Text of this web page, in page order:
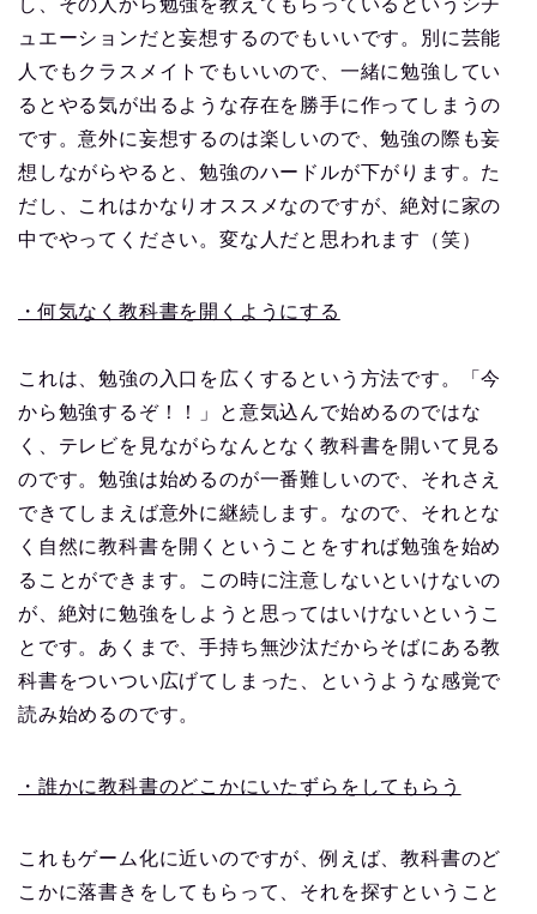
し、その人から勉強を教えてもらっているというシチ
ュエーションだと妄想するのでもいいです。別に芸能
人でもクラスメイトでもいいので、一緒に勉強してい
るとやる気が出るような存在を勝手に作ってしまうの
です。意外に妄想するのは楽しいので、勉強の際も妄
想しながらやると、勉強のハードルが下がります。た
だし、これはかなりオススメなのですが、絶対に家の
中でやってください。変な人だと思われます（笑）
・何気なく教科書を開くようにする
これは、勉強の入口を広くするという方法です。「今
から勉強するぞ！！」と意気込んで始めるのではな
く、テレビを見ながらなんとなく教科書を開いて見る
のです。勉強は始めるのが一番難しいので、それさえ
できてしまえば意外に継続します。なので、それとな
く自然に教科書を開くということをすれば勉強を始め
ることができます。この時に注意しないといけないの
が、絶対に勉強をしようと思ってはいけないというこ
とです。あくまで、手持ち無沙汰だからそばにある教
科書をついつい広げてしまった、というような感覚で
読み始めるのです。
・誰かに教科書のどこかにいたずらをしてもらう
これもゲーム化に近いのですが、例えば、教科書のど
こかに落書きをしてもらって、それを探すということ